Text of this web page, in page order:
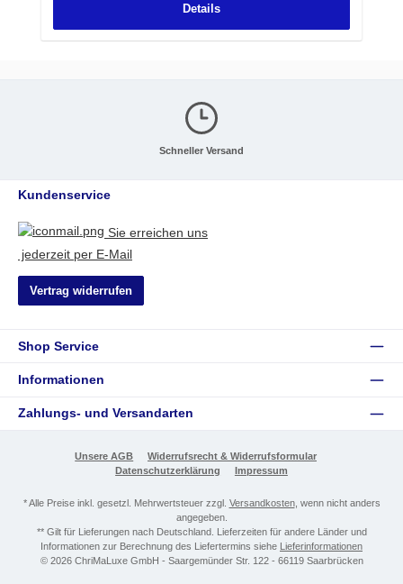
Details
Schneller Versand
Kundenservice
Sie erreichen uns
jederzeit per E-Mail
Vertrag widerrufen
Shop Service
Informationen
Zahlungs- und Versandarten
Unsere AGB
Widerrufsrecht & Widerrufsformular
Datenschutzerklärung
Impressum
* Alle Preise inkl. gesetzl. Mehrwertsteuer zzgl. Versandkosten, wenn nicht anders
angegeben.
** Gilt für Lieferungen nach Deutschland. Lieferzeiten für andere Länder und
Informationen zur Berechnung des Liefertermins siehe Lieferinformationen
© 2026 ChriMaLuxe GmbH - Saargemünder Str. 122 - 66119 Saarbrücken